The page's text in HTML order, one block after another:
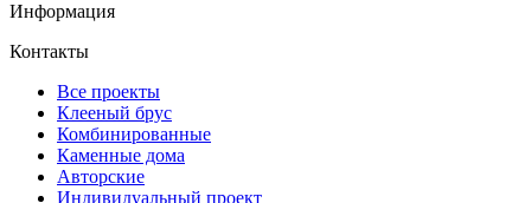
Информация
Контакты
Все проекты
Клееный брус
Комбинированные
Каменные дома
Авторские
Индивидуальный проект